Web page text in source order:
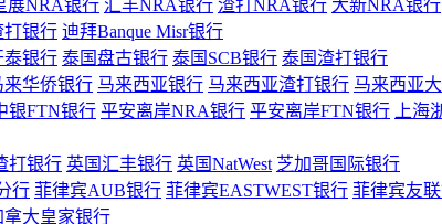
展NRA银行 汇丰NRA银行 渣打NRA银行 大新NRA银行
打银行 迪拜Banque Misr银行
泰银行 泰国盘古银行 泰国SCB银行 泰国渣打银行
来华侨银行 马来西亚银行 马来西亚渣打银行 马来西亚
银FTN银行 平安离岸NRA银行 平安离岸FTN银行 上海
打银行 英国汇丰银行 英国NatWest 芝加哥国际银行
行 菲律宾AUB银行 菲律宾EASTWEST银行 菲律宾友
拿大皇家银行